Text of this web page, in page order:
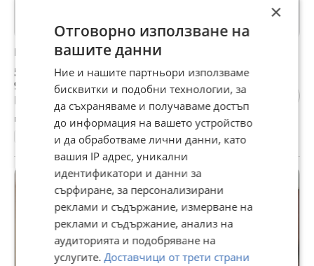
Продава 4-СТАЕН, гр. Несебър, област Бургас
500 000 €
977 915 лв
Не се начислява ДДС
гр. Несебър, Бургас, 05 август
ет. 3 2012 4-стаен Тухла
×
Отговорно използване на
вашите данни
Ние и нашите партньори използваме
бисквитки и подобни технологии, за
да съхраняваме и получаваме достъп
до информация на вашето устройство
и да обработваме лични данни, като
вашия IP адрес, уникални
идентификатори и данни за
сърфиране, за персонализирани
реклами и съдържание, измерване на
реклами и съдържание, анализ на
аудиторията и подобряване на
услугите.Доставчици от трети страни